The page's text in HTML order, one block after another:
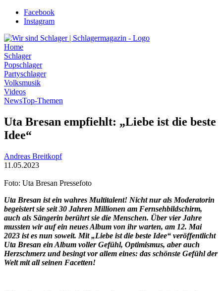
Zum
Inhalt
Facebook
Instagram
Home
Schlager
Popschlager
Partyschlager
Volksmusik
Videos
NewsTop-Themen
Uta Bresan empfiehlt: „Liebe ist die beste
Idee“
Andreas Breitkopf
11.05.2023
Foto: Uta Bresan Pressefoto
Uta Bresan ist ein wahres Multitalent! Nicht nur als Moderatorin
begeistert sie seit 30 Jahren Millionen am Fernsehbildschirm,
auch als Sängerin berührt sie die Menschen. Über vier Jahre
mussten wir auf ein neues Album von ihr warten, am 12. Mai
2023 ist es nun soweit. Mit „Liebe ist die beste Idee“ veröffentlicht
Uta Bresan ein Album voller Gefühl, Optimismus, aber auch
Herzschmerz und besingt vor allem eines: das schönste Gefühl der
Welt mit all seinen Facetten!